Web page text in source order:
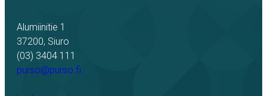
Alumiinitie 1
37200, Siuro
(03) 3404 111
purso@purso.fi